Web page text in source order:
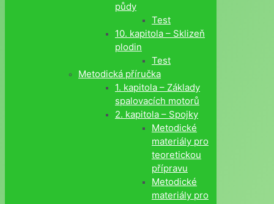
půdy
Test
10. kapitola – Sklizeň
plodin
Test
Metodická příručka
1. kapitola – Základy
spalovacích motorů
2. kapitola – Spojky
Metodické
materiály pro
teoretickou
přípravu
Metodické
materiály pro